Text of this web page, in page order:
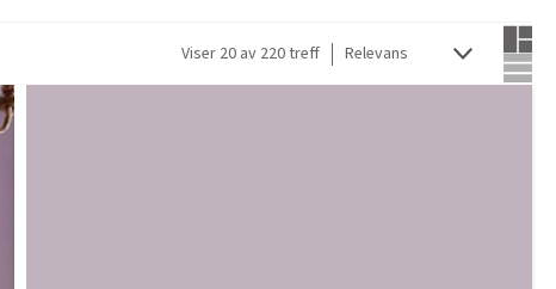
Viser 20 av 220 treff
Bruk
Bruk